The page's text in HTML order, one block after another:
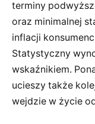
terminy
oraz minimalnej
inflacji
Statystyczny
wskaźnikiem.
ucieszy także
wejdzie w życie